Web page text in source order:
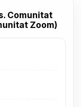
Comunitat
Zoom)